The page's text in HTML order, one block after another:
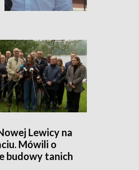
Lewicy na
Mówili o
budowy tanich